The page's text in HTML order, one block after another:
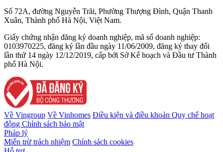
Số 72A, đường Nguyễn Trãi, Phường Thượng Đình, Quận Thanh
Xuân, Thành phố Hà Nội, Việt Nam.
Giấy chứng nhận đăng ký doanh nghiệp, mã số doanh nghiệp:
0103970225, đăng ký lần đầu ngày 11/06/2009, đăng ký thay đổi
lần thứ 14 ngày 12/12/2019, cấp bởi Sở Kế hoạch và Đầu tư Thành
phố Hà Nội.
Về Vingroup Về Vinhomes Điều kiện và điều khoản Quy chế hoạt
động Chính sách bảo mật
Pháp lý
Miễn trừ trách nhiệm Chính sách cookies